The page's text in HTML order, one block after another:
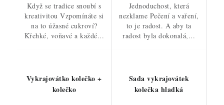
Když se tradice snoubí s
kreativitou Vzpomínáte si
na to úžasné cukroví?
Křehké, voňavé a každé...
Jednoduchost, která
nezklame Pečení a vaření,
to je radost. A aby ta
radost byla dokonalá,...
Vykrajovátko kolečko +
kolečko
Sada vykrajovátek
kolečka hladká